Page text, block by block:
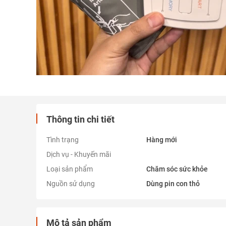
Thông tin chi tiết
Tình trạng
Hàng mới
Dịch vụ - Khuyến mãi
Loại sản phẩm
Chăm sóc sức khỏe
Nguồn sử dụng
Dùng pin con thỏ
Mô tả sản phẩm